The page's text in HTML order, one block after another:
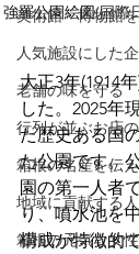
美術館・博物館
人気施設にした
老舗の味を守る
行列が並ぶお店
箱根の名産を伝
地域に貢献する人
箱根の元気な女
強羅公園絵図(国際
大正3年(1914
した。2025年
た歴史ある国
た公園です。
園の第一人者
り、噴水池を
構成が特徴的